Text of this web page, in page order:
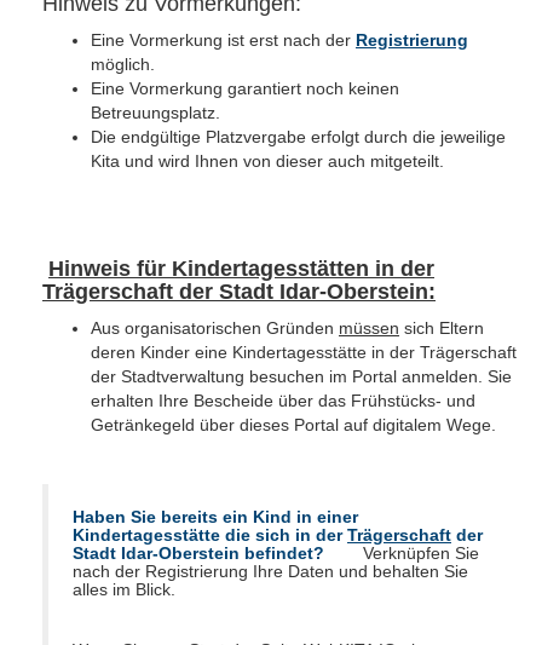
Eine Vormerkung ist erst nach der Registrierung
möglich.
Eine Vormerkung garantiert noch keinen
Betreuungsplatz.
Die endgültige Platzvergabe erfolgt durch die jeweilige
Kita und wird Ihnen von dieser auch mitgeteilt.
Hinweis für Kindertagesstätten in der
Trägerschaft der Stadt Idar-Oberstein:
Aus organisatorischen Gründen müssen sich Eltern
deren Kinder eine Kindertagesstätte in der Trägerschaft
der Stadtverwaltung besuchen im Portal anmelden. Sie
erhalten Ihre Bescheide über das Frühstücks- und
Getränkegeld über dieses Portal auf digitalem Wege.
Haben Sie bereits ein Kind in einer
Kindertagesstätte die sich in derTrägerschaft der
Stadt Idar-Oberstein befindet? Verknüpfen Sie
nach der Registrierung Ihre Daten und behalten Sie
alles im Blick.